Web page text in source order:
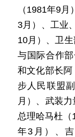
（1981年9
3月）、工业
10月）、卫
与国际合作
和文化部长
步人民联盟
月）、武装
总理哈马杜（
年3月）、